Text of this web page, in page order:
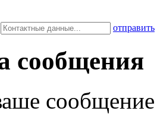
отправить
сообщения
сообщение